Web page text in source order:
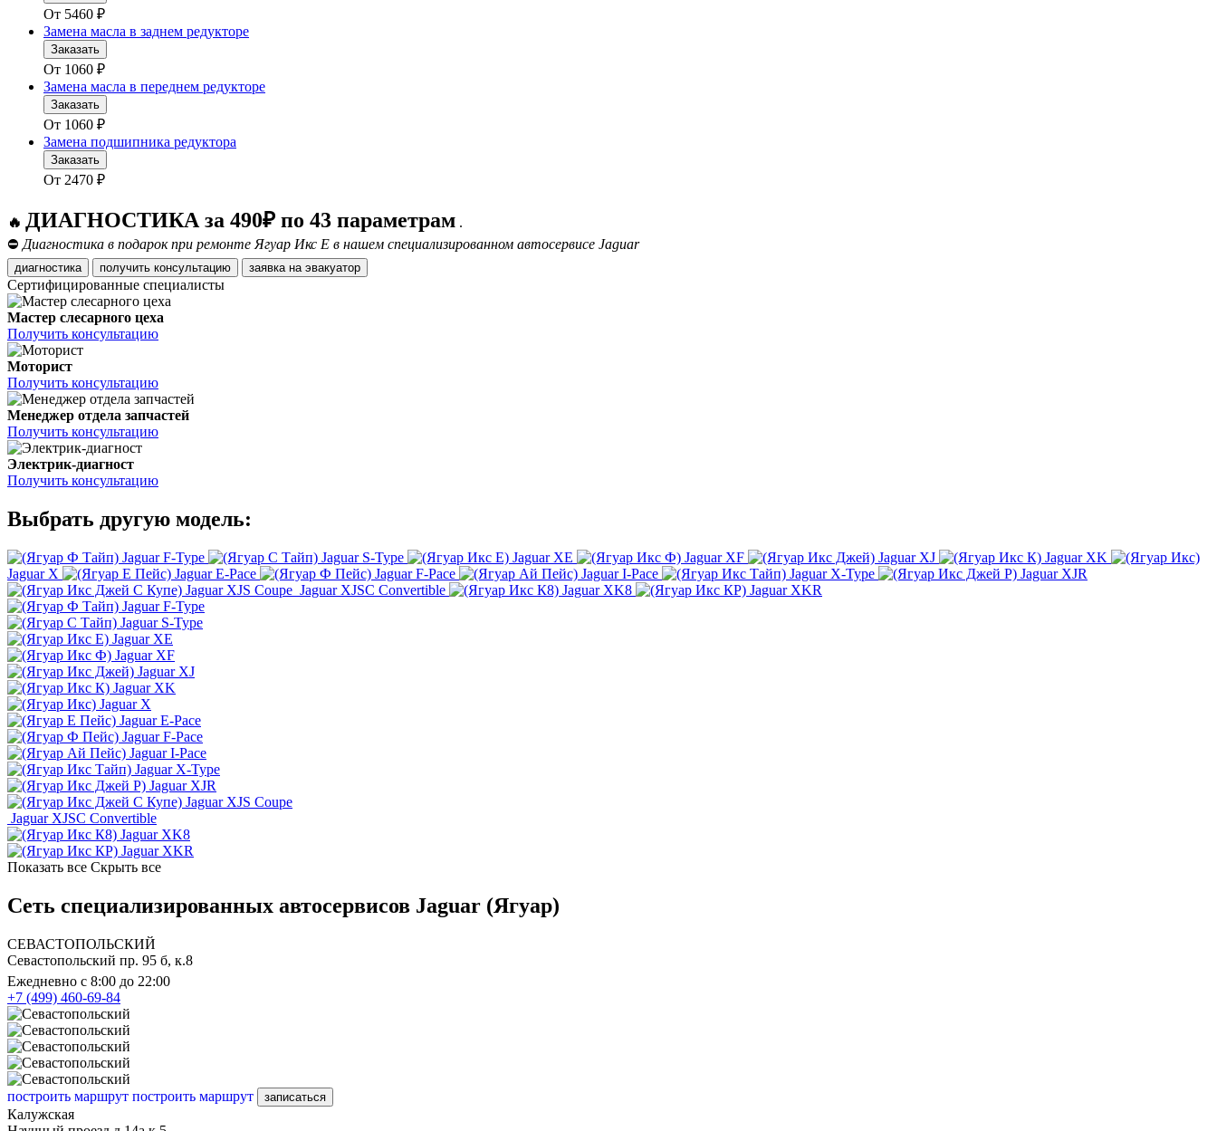
От 5460 ₽
Замена масла в заднем редукторе
Заказать
От 1060 ₽
Замена масла в переднем редукторе
Заказать
От 1060 ₽
Замена подшипника редуктора
Заказать
От 2470 ₽
🔥 ДИАГНОСТИКА за 490₽ по 43 параметрам .
⛔ Диагностика в подарок при ремонте Ягуар Икс Е в нашем специализированном автосервисе Jaguar
диагностика получить консультацию заявка на эвакуатор
Сертифицированные специалисты
Мастер слесарного цеха
Получить консультацию
Моторист
Получить консультацию
Менеджер отдела запчастей
Получить консультацию
Электрик-диагност
Получить консультацию
Выбрать другую модель:
Jaguar F-Type Jaguar S-Type Jaguar XE Jaguar XF Jaguar XJ
Jaguar XK
Jaguar X
Jaguar E-Pace Jaguar F-Pace Jaguar I-Pace Jaguar X-Type
Jaguar XJR
Jaguar XJS Coupe Jaguar XJSC Convertible Jaguar XK8
Jaguar XKR
Jaguar F-Type
Jaguar S-Type
Jaguar XE
Jaguar XF
Jaguar XJ
Jaguar XK
Jaguar X
Jaguar E-Pace
Jaguar F-Pace
Jaguar I-Pace
Jaguar X-Type
Jaguar XJR
Jaguar XJS Coupe
Jaguar XJSC Convertible
Jaguar XK8
Jaguar XKR
Показать все Скрыть все
Сеть специализированных автосервисов Jaguar (Ягуар)
СЕВАСТОПОЛЬСКИЙ
Севастопольский пр. 95 б, к.8
Ежедневно с 8:00 до 22:00
+7 (499) 460-69-84
построить маршрут построить маршрут записаться
Калужская